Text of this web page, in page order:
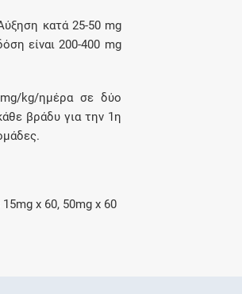
κατά 25-50 mg
είναι 200-400 mg
kg/ημέρα σε δύο
βράδυ για την 1η
x 60, 50mg x 60